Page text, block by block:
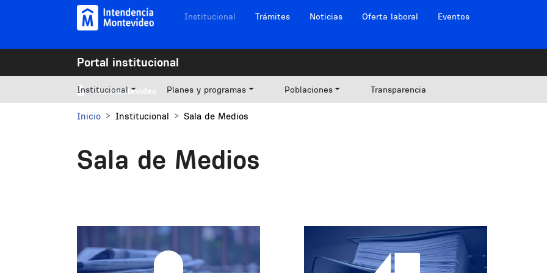
Pasar al contenido principal Navegación sitios
Institucional Trámites Noticias Oferta laboral Eventos
Portal institucional
Mi Montevideo
Institucional Planes y programas Poblaciones Transparencia
Inicio Institucional Sala de Medios
Sala de Medios